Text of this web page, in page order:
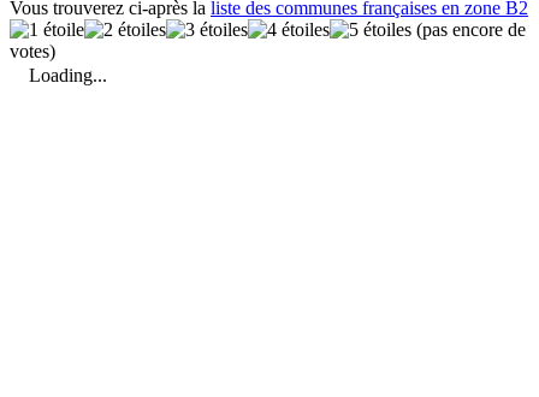
Vous trouverez ci-après la liste des communes françaises en zone B2
(pas encore de
votes)
Loading...